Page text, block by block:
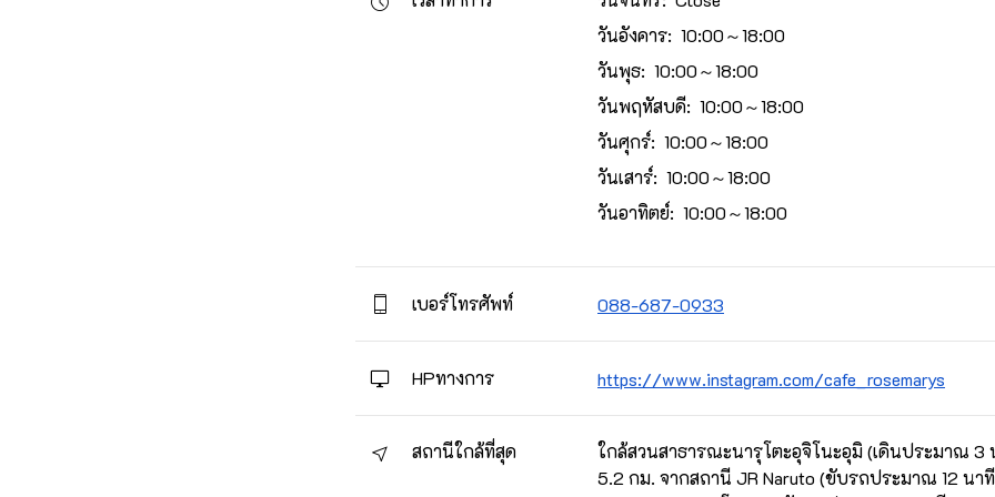
วันอังคาร: 10:00～18:00
วันพุธ: 10:00～18:00
วันพฤหัสบดี: 10:00～18:00
วันศุกร์: 10:00～18:00
วันเสาร์: 10:00～18:00
วันอาทิตย์: 10:00～18:00
เบอร์โทรศัพท์ 088-687-0933
HPทางการ https://www.instagram.com/cafe_rosemarys
สถานีใกล้ที่สุด
ใกล้สวนสาธารณะนารุโตะอุจิโนะอุมิ (เดินประมาณ 3
5.2 กม. จากสถานี JR Naruto (ขับรถประมาณ 12 นา